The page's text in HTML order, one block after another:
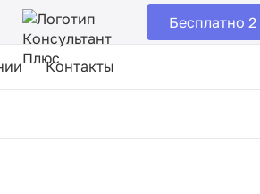
Бесплатно 2
Контакты